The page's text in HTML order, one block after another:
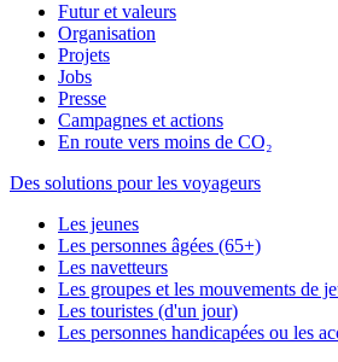
Futur et valeurs
Organisation
Projets
Jobs
Presse
Campagnes et actions
En route vers moins de CO₂
Des solutions pour les voyageurs
Les jeunes
Les personnes âgées (65+)
Les navetteurs
Les groupes et les mouvements de
Les touristes (d'un jour)
Les personnes handicapées ou les